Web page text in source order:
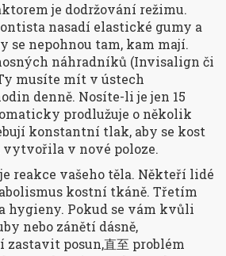
je dodržování režimu.
nasadí elastické gumy a
se nepohnou tam, kam mají.
náhradníků (Invisalign či
musíte mít v ústech
denně. Nosíte-li je jen 15
prodlužuje o několik
konstantní tlak, aby se kost
v nové poloze.
reakce vašeho těla. Někteří lidé
kostní tkáně. Třetím
hygieny. Pokud se vám kvůli
nebo zánětí dásně,
posun,直至 problém